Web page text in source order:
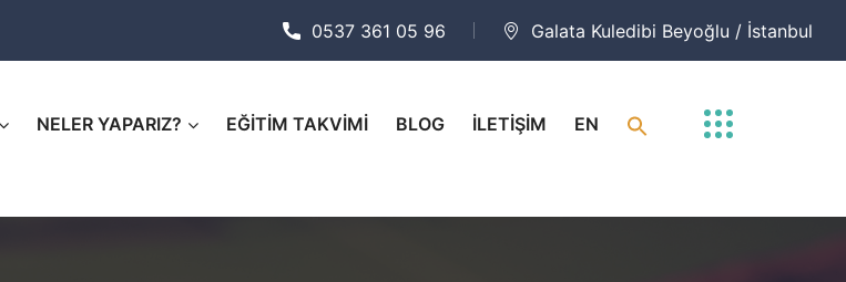
0537 361 05 96 Galata Kuledibi Beyoğlu / İstanbul
NELER YAPARIZ? EĞİTİM TAKVİMİ BLOG İLETİŞİM EN